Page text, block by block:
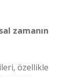
zamanın
özellikle